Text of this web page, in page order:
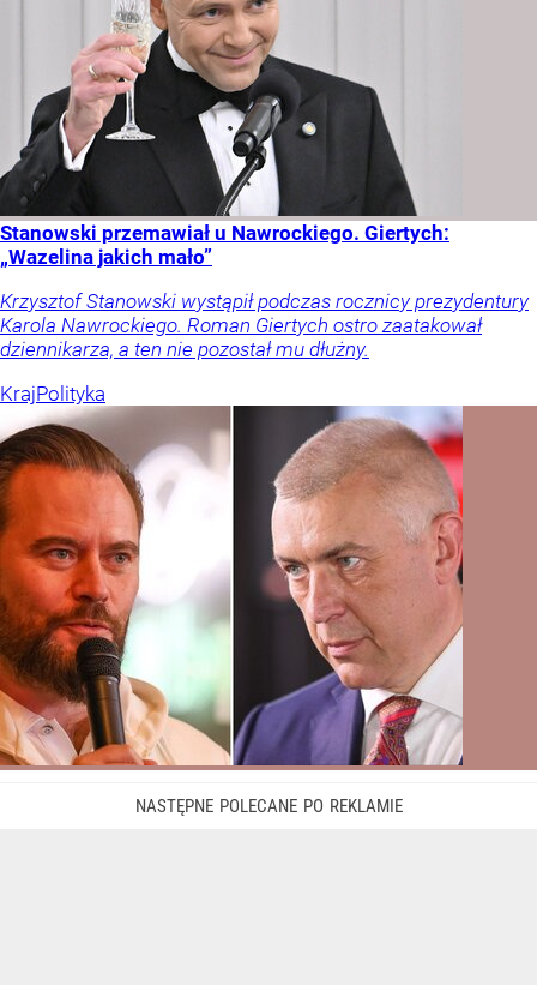
Stanowski przemawiał u Nawrockiego. Giertych:
„Wazelina jakich mało”
Krzysztof Stanowski wystąpił podczas rocznicy prezydentury
Karola Nawrockiego. Roman Giertych ostro zaatakował
dziennikarza, a ten nie pozostał mu dłużny.
KrajPolityka